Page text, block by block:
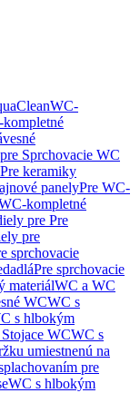
WC-
Sprchovacie WC
keramiky
panelyPre WC-
kompletné
pre Pre
pre
sprchovacie
Pre sprchovacie
materiálWC a WC
WCWC s
s hlbokým
WCWC s
umiestnenú na
pre
WC s hlbokým